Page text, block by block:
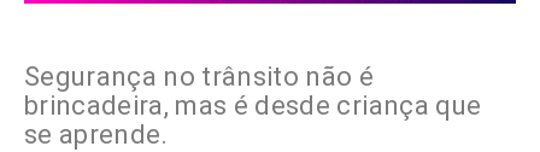
Segurança no trânsito não é
brincadeira, mas é desde criança que
se aprende.